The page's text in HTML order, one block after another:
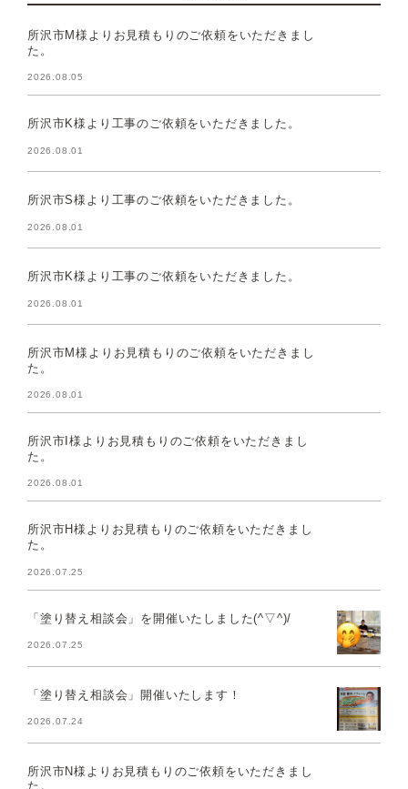
所沢市M様よりお見積もりのご依頼をいただきまし
た。
2026.08.05
所沢市K様より工事のご依頼をいただきました。
2026.08.01
所沢市S様より工事のご依頼をいただきました。
2026.08.01
所沢市K様より工事のご依頼をいただきました。
2026.08.01
所沢市M様よりお見積もりのご依頼をいただきまし
た。
2026.08.01
所沢市I様よりお見積もりのご依頼をいただきまし
た。
2026.08.01
所沢市H様よりお見積もりのご依頼をいただきまし
た。
2026.07.25
「塗り替え相談会」を開催いたしました(^▽^)/
2026.07.25
「塗り替え相談会」開催いたします！
2026.07.24
所沢市N様よりお見積もりのご依頼をいただきまし
た。